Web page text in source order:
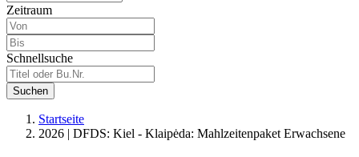
Zeitraum
Schnellsuche
Suchen
Startseite
2026 | DFDS: Kiel - Klaipėda: Mahlzeitenpaket Erwachsene